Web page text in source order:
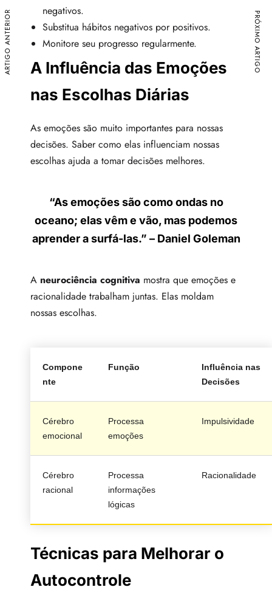
negativos.
Substitua hábitos negativos por positivos.
Monitore seu progresso regularmente.
A Influência das Emoções
nas Escolhas Diárias
As emoções são muito importantes para nossas
decisões. Saber como elas influenciam nossas
escolhas ajuda a tomar decisões melhores.
“As emoções são como ondas no
oceano; elas vêm e vão, mas podemos
aprender a surfá-las.” – Daniel Goleman
A neurociência cognitiva mostra que emoções e
racionalidade trabalham juntas. Elas moldam
nossas escolhas.
Compone
nte
Função
Influência nas
Decisões
Cérebro
emocional
Processa
emoções
Impulsividade
Cérebro
racional
Processa
informações
lógicas
Racionalidade
Técnicas para Melhorar o
Autocontrole
ARTIGO ANTERIOR PRÓXIMO ARTIGO